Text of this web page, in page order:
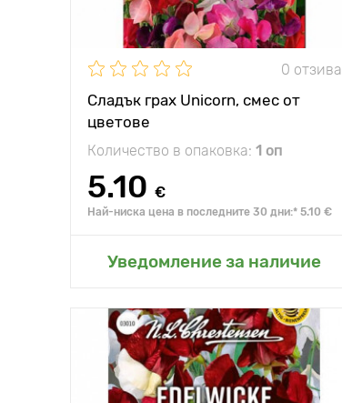
0 отзива
Сладък грах Unicorn, смес от
цветове
Количество в опаковка: 1 оп
5.10 €
Най-ниска цена в последните 30 дни:* 5.10 €
Уведомление за наличие
Добавяне в моята градина
Местоположение слънце
Специални
характеристики
контрастираща
цветова комбинация